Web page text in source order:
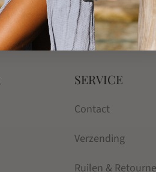
SERVICE
Contact
Verzending
Ruilen &